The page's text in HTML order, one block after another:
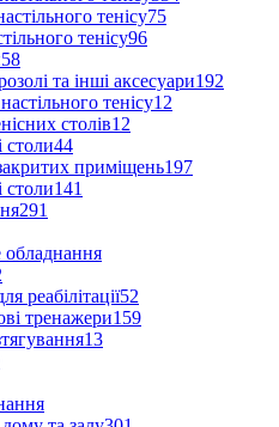
тенісу75
тенісу96
58
та інші аксесуари192
тенісу12
столів12
столи44
приміщень197
столи141
291
обладнання
реабілітації52
тренажери159
13